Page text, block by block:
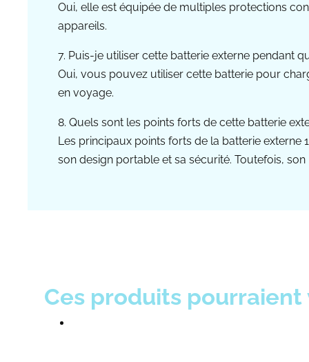
Oui, elle est équipée de multiples protections
appareils.
7. Puis-je utiliser cette batterie externe pendant
Oui, vous pouvez utiliser cette batterie pour
en voyage.
8. Quels sont les points forts de cette batterie
Les principaux points forts de la batterie
son design portable et sa sécurité. Toutefois,
Ces produits pourraient